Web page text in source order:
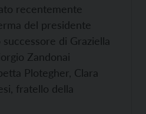
recentemente
del presidente
successore di Graziella
Zandonai
Plotegher, Clara
fratello della